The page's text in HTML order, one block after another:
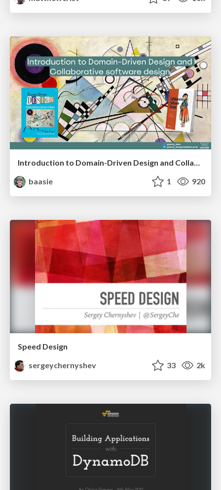
Introduction to Domain-Driven Design and Collaborative software design
baasie
1 920
Speed Design
sergeychernyshev
33 2k